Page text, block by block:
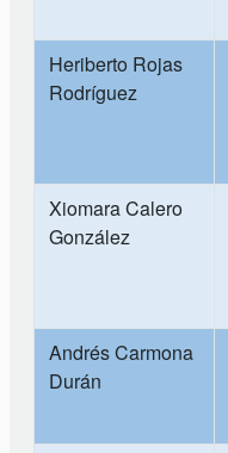
Heriberto Rojas
Rodríguez
Xiomara Calero
González
Andrés Carmona
Durán